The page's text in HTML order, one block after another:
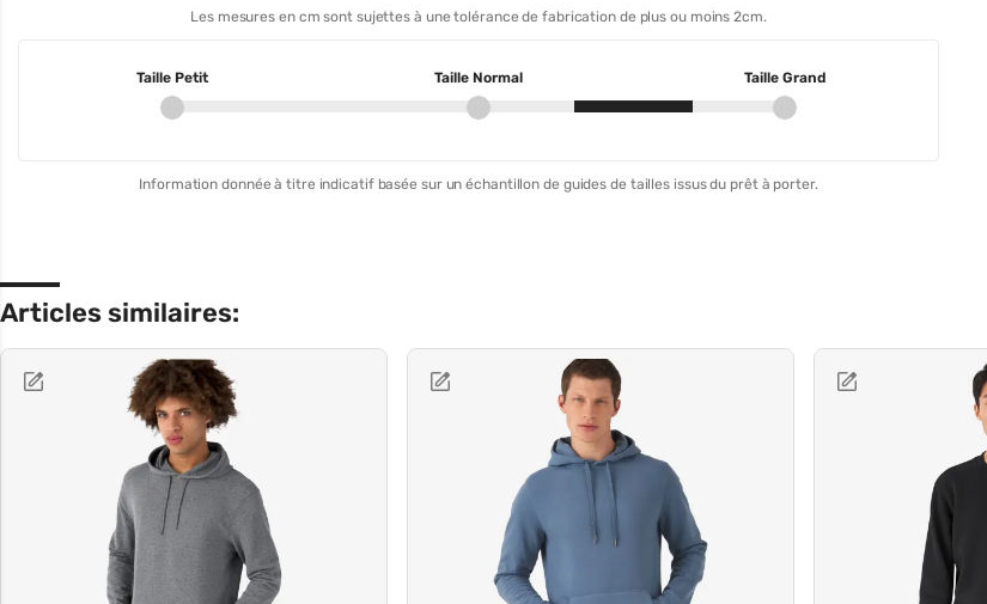
Les mesures en cm sont sujettes à une tolérance de fabrication de plus ou moins 2cm.
Taille Petit Taille Normal Taille Grand
Information donnée à titre indicatif basée sur un échantillon de guides de tailles issus du prêt à porter.
Articles similaires: